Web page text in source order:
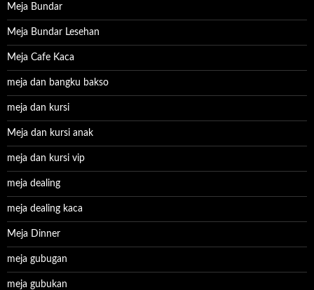
Meja Bundar
Meja Bundar Lesehan
Meja Cafe Kaca
meja dan bangku bakso
meja dan kursi
Meja dan kursi anak
meja dan kursi vip
meja dealing
meja dealing kaca
Meja Dinner
meja gubugan
meja gubukan